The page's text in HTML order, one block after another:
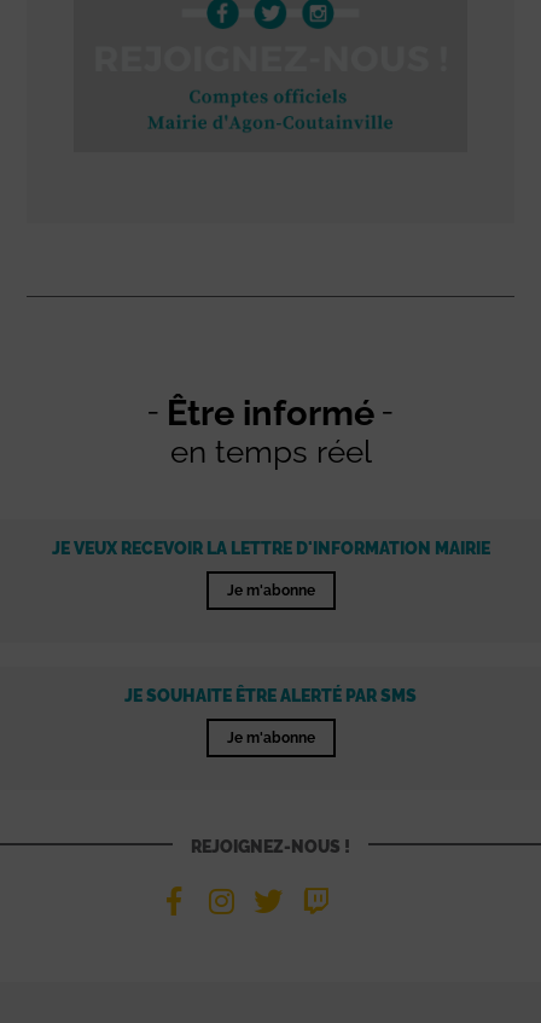
Être informé
en temps réel
JE VEUX RECEVOIR LA LETTRE D'INFORMATION MAIRIE
Je m'abonne
JE SOUHAITE ÊTRE ALERTÉ PAR SMS
Je m'abonne
REJOIGNEZ-NOUS !